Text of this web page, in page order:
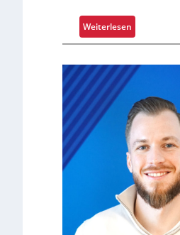
a
s
e
n
m
o
d
e
r
n
i
s
i
Weiterlesen
R
t
o
f
i
t
i
c
h
e